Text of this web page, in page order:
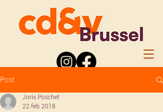
Post
Joris Poschet
22 feb 2018